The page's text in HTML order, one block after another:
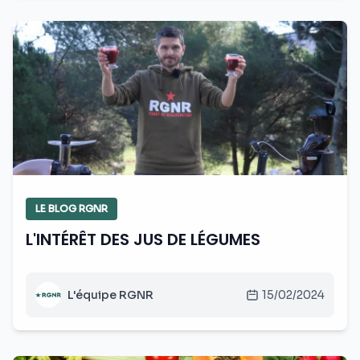
LE BLOG RGNR
L'INTÉRÊT DES JUS DE LÉGUMES
L'équipe RGNR 15/02/2024